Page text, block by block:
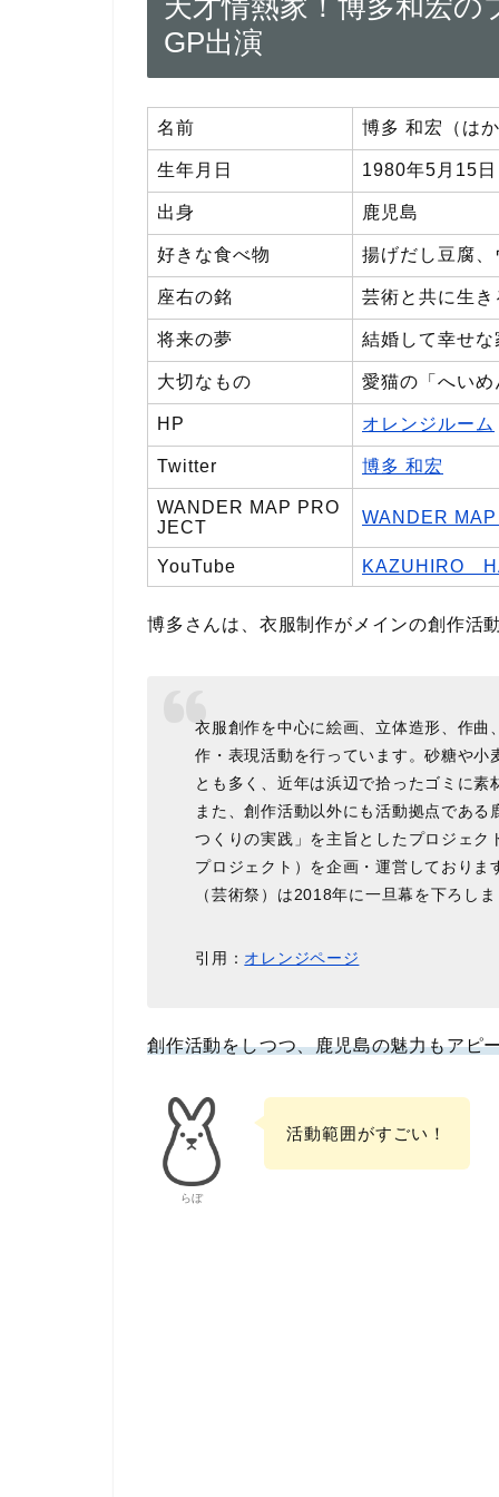
天才情熱家！博多和宏
GP出演
名前 博多 和宏（は
生年月日 1980年5月15日
出身 鹿児島
好きな食べ物 揚げだし豆腐
座右の銘 芸術と共に生き
将来の夢 結婚して幸せ
大切なもの 愛猫の「へいめ
HP オレンジルーム
Twitter 博多 和宏
WANDER MAP PRO
JECT
WANDER
YouTube KAZUHIRO
博多さんは、衣服制作がメインの創作活
衣服創作を中心に絵画、立体造形、作
作・表現活動を行っています。砂糖や
とも多く、近年は浜辺で拾ったゴミに
また、創作活動以外にも活動拠点であ
つくりの実践」を主旨としたプロジェ
プロジェクト）を企画・運営しており
（芸術祭）は2018年に一旦幕を下ろし
引用： オレンジページ
創作活動をしつつ、鹿児島の魅力もアピ
らぼ
活動範囲がすごい！